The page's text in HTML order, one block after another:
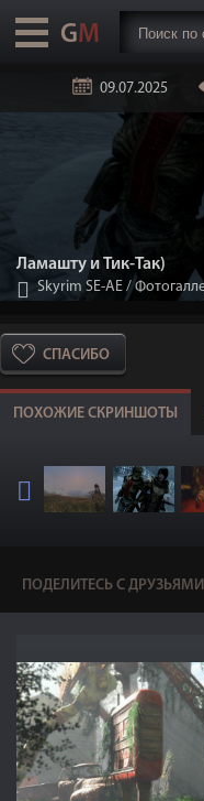
09.07.2025
Ламашту и Тик-Так)
Skyrim SE-АЕ /
СПАСИБО
ПОХОЖИЕ СКРИНШОТЫ
ПОДЕЛИТЕСЬ С ДРУЗЬЯМИ